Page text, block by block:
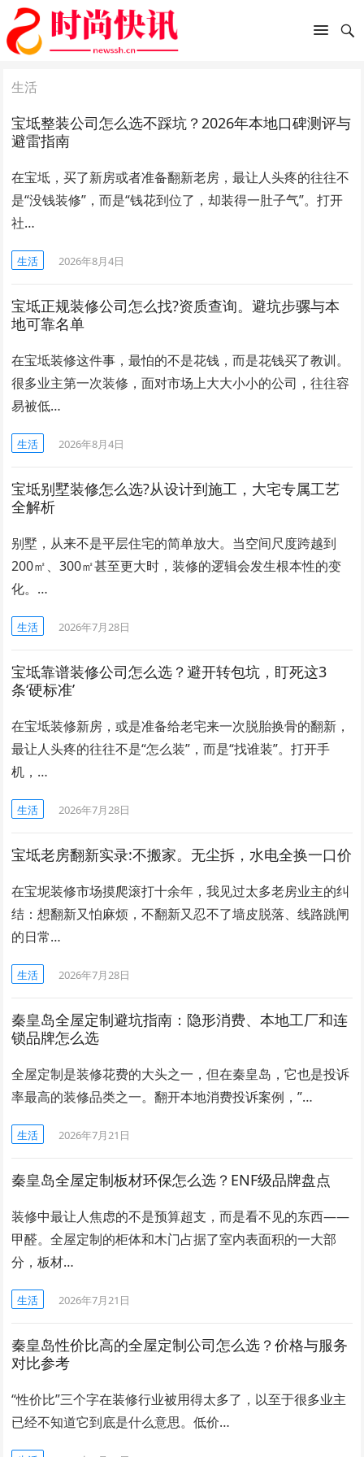
生活
宝坻整装公司怎么选不踩坑？2026年本地口碑测评与
避雷指南
在宝坻，买了新房或者准备翻新老房，最让人头疼的往往不
是“没钱装修”，而是“钱花到位了，却装得一肚子气”。打开
社…
生活 2026年8月4日
宝坻正规装修公司怎么找?资质查询。避坑步骡与本
地可靠名单
在宝坻装修这件事，最怕的不是花钱，而是花钱买了教训。
很多业主第一次装修，面对市场上大大小小的公司，往往容
易被低…
生活 2026年8月4日
宝坻别墅装修怎么选?从设计到施工，大宅专属工艺
全解析
别墅，从来不是平层住宅的简单放大。当空间尺度跨越到
200㎡、300㎡甚至更大时，装修的逻辑会发生根本性的变
化。…
生活 2026年7月28日
宝坻靠谱装修公司怎么选？避开转包坑，盯死这3
条‘硬标准’
在宝坻装修新房，或是准备给老宅来一次脱胎换骨的翻新，
最让人头疼的往往不是“怎么装”，而是“找谁装”。打开手
机，…
生活 2026年7月28日
宝坻老房翻新实录:不搬家。无尘拆，水电全换一口价
在宝坭装修市场摸爬滚打十余年，我见过太多老房业主的纠
结：想翻新又怕麻烦，不翻新又忍不了墙皮脱落、线路跳闸
的日常…
生活 2026年7月28日
秦皇岛全屋定制避坑指南：隐形消费、本地工厂和连
锁品牌怎么选
全屋定制是装修花费的大头之一，但在秦皇岛，它也是投诉
率最高的装修品类之一。翻开本地消费投诉案例，”…
生活 2026年7月21日
秦皇岛全屋定制板材环保怎么选？ENF级品牌盘点
装修中最让人焦虑的不是预算超支，而是看不见的东西——
甲醛。全屋定制的柜体和木门占据了室内表面积的一大部
分，板材…
生活 2026年7月21日
秦皇岛性价比高的全屋定制公司怎么选？价格与服务
对比参考
“性价比”三个字在装修行业被用得太多了，以至于很多业主
已经不知道它到底是什么意思。低价…